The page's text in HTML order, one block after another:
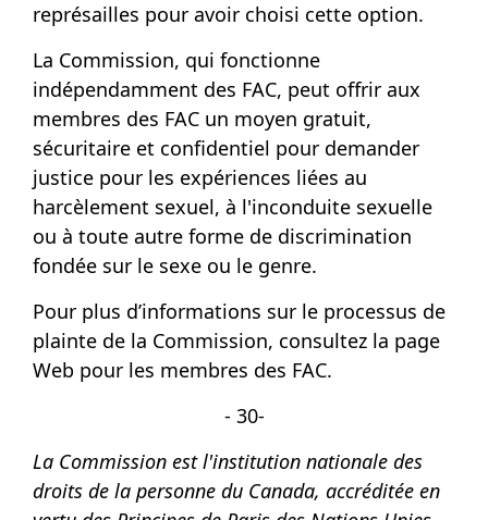
représailles pour avoir choisi cette option.
La Commission, qui fonctionne
indépendamment des FAC, peut offrir aux
membres des FAC un moyen gratuit,
sécuritaire et confidentiel pour demander
justice pour les expériences liées au
harcèlement sexuel, à l'inconduite sexuelle
ou à toute autre forme de discrimination
fondée sur le sexe ou le genre.
Pour plus d’informations sur le processus de
plainte de la Commission, consultez la page
Web pour les membres des FAC.
- 30-
La Commission est l'institution nationale des
droits de la personne du Canada, accréditée en